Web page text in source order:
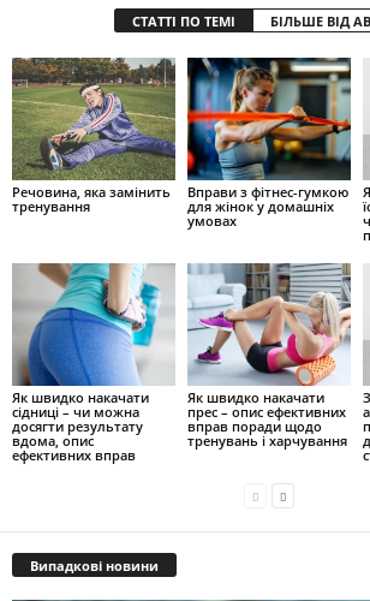
СТАТТІ ПО ТЕМІ БІЛЬШЕ ВІД
Речовина, яка замінить
тренування
Вправи з фітнес-гумкою
для жінок у домашніх
умовах
Як швидко накачати
сідниці – чи можна
досягти результату
вдома, опис
ефективних вправ
Як швидко накачати
прес – опис ефективних
вправ поради щодо
тренувань і харчування
Випадкові новини